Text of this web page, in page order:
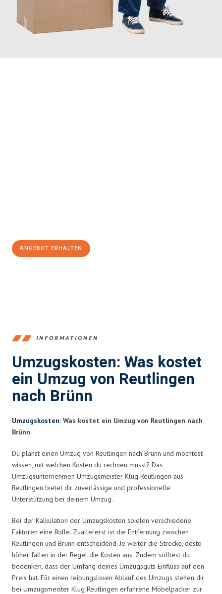
ANGEBOT ERHALTEN
INFORMATIONEN
Umzugskosten: Was kostet
ein Umzug von Reutlingen
nach Brünn
Umzugskosten: Was kostet ein Umzug von Reutlingen nach
Brünn
Du planst einen Umzug von Reutlingen nach Brünn und möchtest
wissen, mit welchen Kosten du rechnen musst? Das
Umzugsunternehmen Umzugsmeister Klug Reutlingen aus
Reutlingen bietet dir zuverlässige und professionelle
Unterstützung bei deinem Umzug.
Bei der Kalkulation der Umzugskosten spielen verschiedene
Faktoren eine Rolle. Zuallererst ist die Entfernung zwischen
Reutlingen und Brünn entscheidend. Je weiter die Strecke, desto
höher fallen in der Regel die Kosten aus. Zudem solltest du
bedenken, dass der Umfang deines Umzugsguts Einfluss auf den
Preis hat. Für einen reibungslosen Ablauf des Umzugs stehen dir
bei Umzugsmeister Klug Reutlingen erfahrene Möbelpacker zur